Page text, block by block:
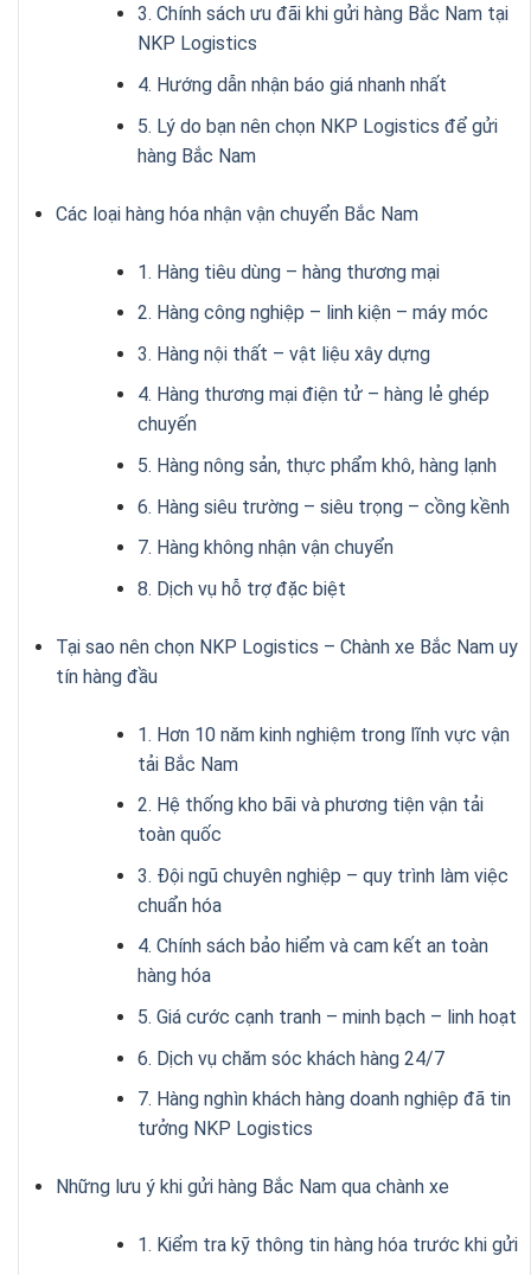
3. Chính sách ưu đãi khi gửi hàng Bắc Nam tại
NKP Logistics
4. Hướng dẫn nhận báo giá nhanh nhất
5. Lý do bạn nên chọn NKP Logistics để gửi
hàng Bắc Nam
Các loại hàng hóa nhận vận chuyển Bắc Nam
1. Hàng tiêu dùng – hàng thương mại
2. Hàng công nghiệp – linh kiện – máy móc
3. Hàng nội thất – vật liệu xây dựng
4. Hàng thương mại điện tử – hàng lẻ ghép
chuyến
5. Hàng nông sản, thực phẩm khô, hàng lạnh
6. Hàng siêu trường – siêu trọng – cồng kềnh
7. Hàng không nhận vận chuyển
8. Dịch vụ hỗ trợ đặc biệt
Tại sao nên chọn NKP Logistics – Chành xe Bắc Nam uy
tín hàng đầu
1. Hơn 10 năm kinh nghiệm trong lĩnh vực vận
tải Bắc Nam
2. Hệ thống kho bãi và phương tiện vận tải
toàn quốc
3. Đội ngũ chuyên nghiệp – quy trình làm việc
chuẩn hóa
4. Chính sách bảo hiểm và cam kết an toàn
hàng hóa
5. Giá cước cạnh tranh – minh bạch – linh hoạt
6. Dịch vụ chăm sóc khách hàng 24/7
7. Hàng nghìn khách hàng doanh nghiệp đã tin
tưởng NKP Logistics
Những lưu ý khi gửi hàng Bắc Nam qua chành xe
1. Kiểm tra kỹ thông tin hàng hóa trước khi gửi